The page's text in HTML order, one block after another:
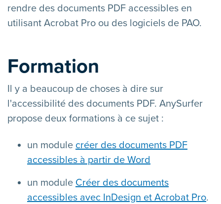
rendre des documents PDF accessibles en
utilisant Acrobat Pro ou des logiciels de PAO.
Formation
Il y a beaucoup de choses à dire sur
l'accessibilité des documents PDF. AnySurfer
propose deux formations à ce sujet :
un module créer des documents PDF
accessibles à partir de Word
un module Créer des documents
accessibles avec InDesign et Acrobat Pro.